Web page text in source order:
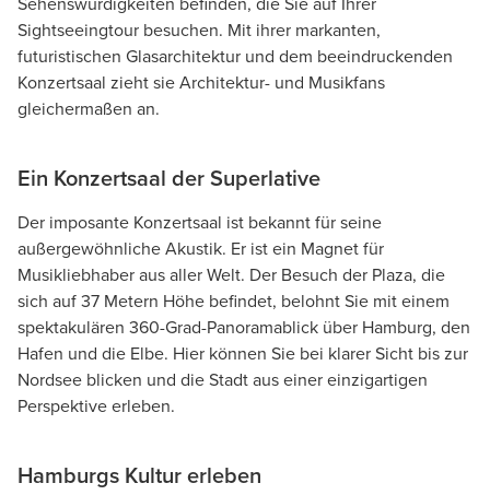
Sehenswürdigkeiten befinden, die Sie auf Ihrer
Sightseeingtour besuchen. Mit ihrer markanten,
futuristischen Glasarchitektur und dem beeindruckenden
Konzertsaal zieht sie Architektur- und Musikfans
gleichermaßen an.
Ein Konzertsaal der Superlative
Der imposante Konzertsaal ist bekannt für seine
außergewöhnliche Akustik. Er ist ein Magnet für
Musikliebhaber aus aller Welt. Der Besuch der Plaza, die
sich auf 37 Metern Höhe befindet, belohnt Sie mit einem
spektakulären 360-Grad-Panoramablick über Hamburg, den
Hafen und die Elbe. Hier können Sie bei klarer Sicht bis zur
Nordsee blicken und die Stadt aus einer einzigartigen
Perspektive erleben.
Hamburgs Kultur erleben